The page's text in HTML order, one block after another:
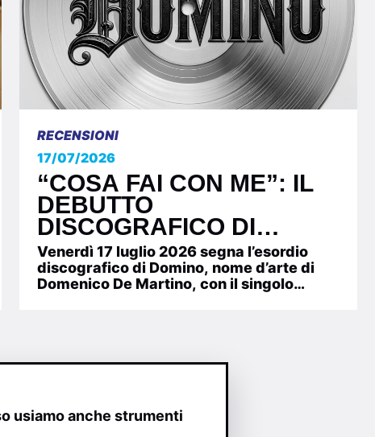
RECENSIONI
17/07/2026
“COSA FAI CON ME”: IL
DEBUTTO
DISCOGRAFICO DI
DOMINO, FUORI DAL 17
LUGLIO 2026
Venerdì 17 luglio 2026 segna l’esordio
discografico di Domino, nome d’arte di
Domenico De Martino, con il singolo
usiamo anche strumenti